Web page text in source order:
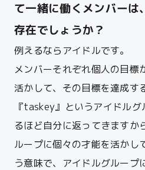
て一緒に働くメンバーは
存在でしょうか？
例えるならアイドルです。
メンバーそれぞれ個人の目標
活かして、その目標を達成す
『taskey』というアイドル
るほど自分に返ってきます
ループに個々の才能を活かし
う意味で、アイドルグループ